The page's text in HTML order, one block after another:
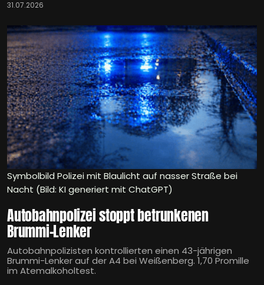
31.07.2026
Symbolbild Polizei mit Blaulicht auf nasser Straße bei
Nacht (Bild: KI generiert mit ChatGPT)
Autobahnpolizei stoppt betrunkenen
Brummi-Lenker
Autobahnpolizisten kontrollierten einen 43-jährigen
Brummi-Lenker auf der A4 bei Weißenberg. 1,70 Promille
im Atemalkoholtest.